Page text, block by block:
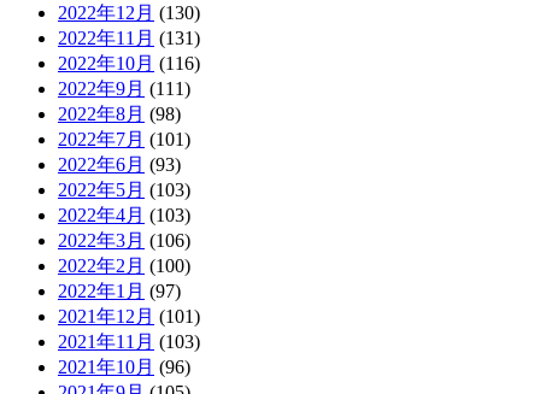
2022年12月 (130)
2022年11月 (131)
2022年10月 (116)
2022年9月 (111)
2022年8月 (98)
2022年7月 (101)
2022年6月 (93)
2022年5月 (103)
2022年4月 (103)
2022年3月 (106)
2022年2月 (100)
2022年1月 (97)
2021年12月 (101)
2021年11月 (103)
2021年10月 (96)